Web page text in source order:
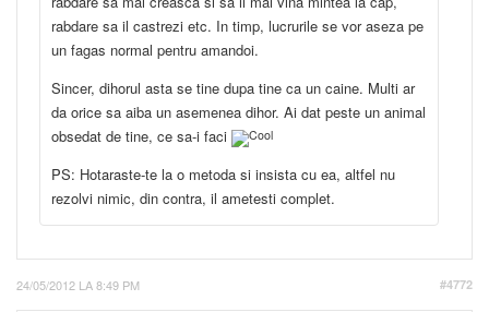
rabdare sa il castrezi etc. In timp, lucrurile se vor aseza pe
un fagas normal pentru amandoi.
Sincer, dihorul asta se tine dupa tine ca un caine. Multi ar
da orice sa aiba un asemenea dihor. Ai dat peste un animal
obsedat de tine, ce sa-i faci
PS: Hotaraste-te la o metoda si insista cu ea, altfel nu
rezolvi nimic, din contra, il ametesti complet.
24/05/2012 LA 8:49 PM #4772